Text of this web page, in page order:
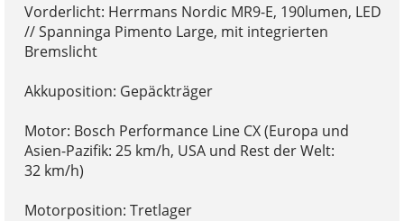
Vorderlicht: Herrmans Nordic MR9-E, 190lumen, LED
// Spanninga Pimento Large, mit integrierten
Bremslicht
Akkuposition: Gepäckträger
Motor: Bosch Performance Line CX (Europa und
Asien-Pazifik: 25 km/h, USA und Rest der Welt:
32 km/h)
Motorposition: Tretlager